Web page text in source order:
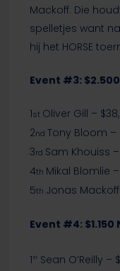
Mackoff. Die
spelletjes want
hij het HORSE
Event #3:
1st Oliver Gill –
2nd Tony Bloom –
3rd Sam Khouiss –
4th Mikal Blomlie –
5th Jonas Mackoff
Event #4: $1.150
1 st
Sean O’Reilly –